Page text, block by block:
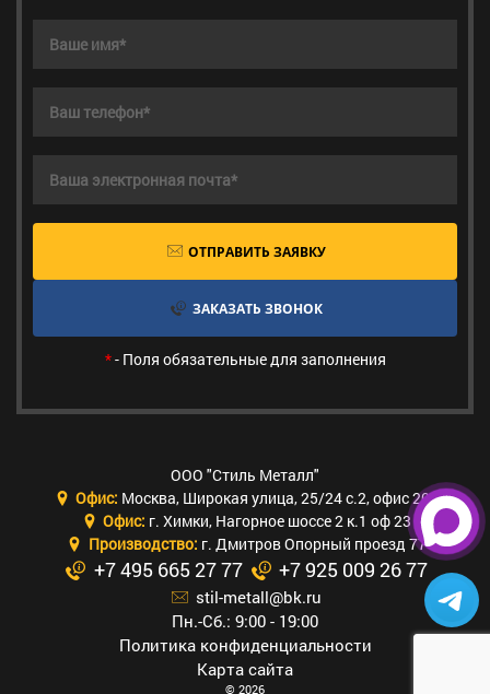
ОТПРАВИТЬ ЗАЯВКУ
ЗАКАЗАТЬ ЗВОНОК
*- Поля обязательные для заполнения
ООО "Стиль Металл"
Офис: Москва, Широкая улица, 25/24 с.2, офис 205
Офис: г. Химки, Нагорное шоссе 2 к.1 оф 23
Производство: г. Дмитров Опорный проезд 77
+7 495 665 27 77 +7 925 009 26 77
stil-metall@bk.ru
Пн.-Сб.: 9:00 - 19:00
Политика конфиденциальности
Карта сайта
© 2026